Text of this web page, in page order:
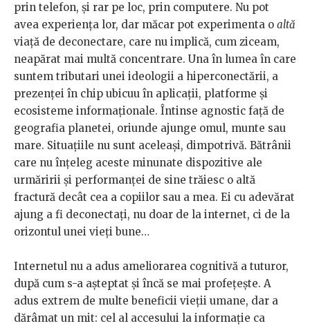
prin telefon, și rar pe loc, prin computere. Nu pot
avea experiența lor, dar măcar pot experimenta o altă
viață de deconectare, care nu implică, cum ziceam,
neapărat mai multă concentrare. Una în lumea în care
suntem tributari unei ideologii a hiperconectării, a
prezenței în chip ubicuu în aplicații, platforme și
ecosisteme informaționale. Întinse agnostic față de
geografia planetei, oriunde ajunge omul, munte sau
mare. Situațiile nu sunt aceleași, dimpotrivă. Bătrânii
care nu înțeleg aceste minunate dispozitive ale
urmăririi și performanței de sine trăiesc o altă
fractură decât cea a copiilor sau a mea. Ei cu adevărat
ajung a fi deconectați, nu doar de la internet, ci de la
orizontul unei vieți bune…
Internetul nu a adus ameliorarea cognitivă a tuturor,
după cum s-a așteptat și încă se mai profețește. A
adus extrem de multe beneficii vieții umane, dar a
dărâmat un mit: cel al accesului la informație ca